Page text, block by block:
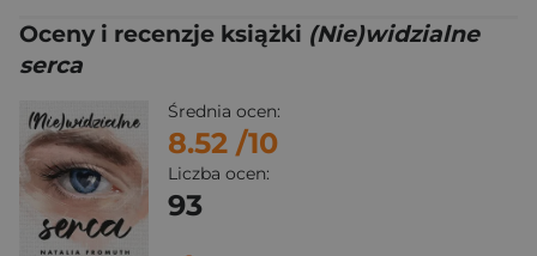
Oceny i recenzje książki (Nie)widzialne
serca
Średnia ocen:
8.52 /10
Liczba ocen:
93